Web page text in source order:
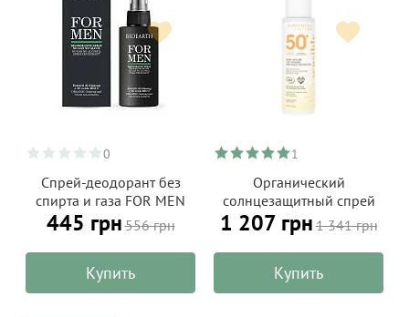
0
Спрей-деодорант без
спирта и газа FOR MEN
Bioearth 100 мл
445 грн556 грн
Купить
1
Органический
солнцезащитный спрей
SPF 50+ для
чувствительной кожи
лица и тела ALPHANOVA
Organic Sun 100 г
1 207 грн1 341 грн
Купить